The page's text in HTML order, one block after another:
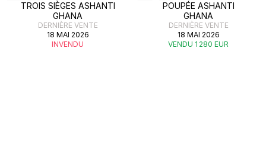
TROIS SIÈGES ASHANTI
GHANA
DERNIÈRE VENTE
18 MAI 2026
INVENDU
POUPÉE ASHANTI
GHANA
DERNIÈRE VENTE
18 MAI 2026
VENDU 1 280 EUR